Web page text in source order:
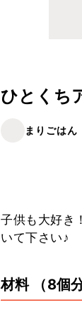
ひとくち
まりごはん
子供も大好き
いて下さい♪
材料 （8個